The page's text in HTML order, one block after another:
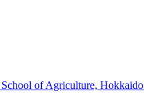
School of Agriculture,